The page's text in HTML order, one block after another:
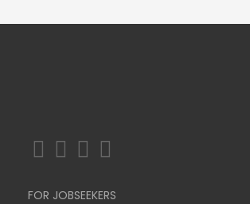
FOR JOBSEEKERS